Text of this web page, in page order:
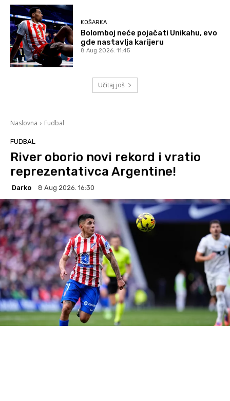
KOŠARKA
Bolomboj neće pojačati Unikahu, evo
gde nastavlja karijeru
8 Aug 2026. 11:45
Učitaj još